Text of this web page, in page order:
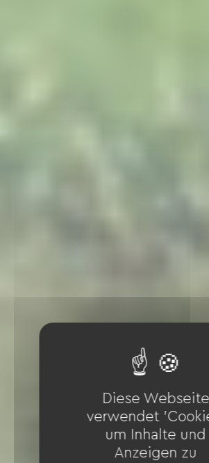
Diese Webseite
verwendet
um Inhalte und
Anzeigen zu